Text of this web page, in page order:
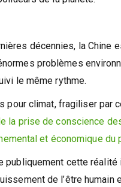
décennies, la Chine
problèmes
le même rythme.
pour climat, fragiliser par
la prise de conscience
et économique du
publiquement cette
de l’être humain